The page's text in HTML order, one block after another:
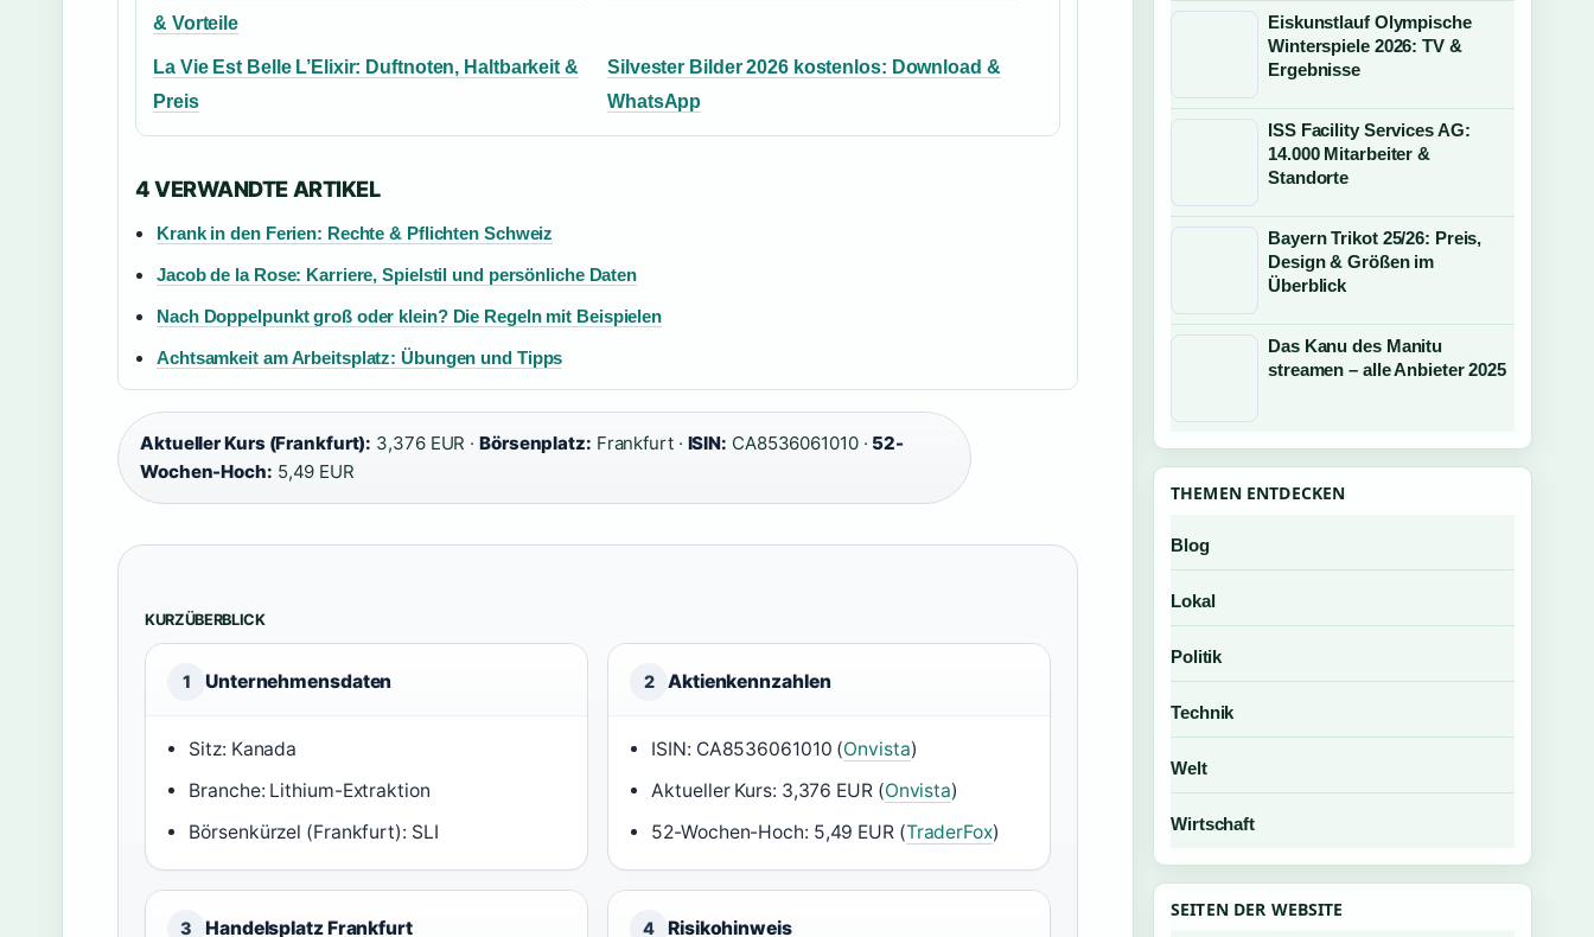
& Vorteile
La Vie Est Belle L’Elixir: Duftnoten, Haltbarkeit &
Preis
Silvester Bilder 2026 kostenlos: Download &
WhatsApp
4 VERWANDTE ARTIKEL
Krank in den Ferien: Rechte & Pflichten Schweiz
Jacob de la Rose: Karriere, Spielstil und persönliche Daten
Nach Doppelpunkt groß oder klein? Die Regeln mit Beispielen
Achtsamkeit am Arbeitsplatz: Übungen und Tipps
Aktueller Kurs (Frankfurt): 3,376 EUR ·Börsenplatz: Frankfurt · ISIN: CA8536061010 · 52-
Wochen-Hoch: 5,49 EUR
KURZÜBERBLICK
1 Unternehmensdaten
Sitz: Kanada
Branche: Lithium-Extraktion
Börsenkürzel (Frankfurt): SLI
2 Aktienkennzahlen
ISIN: CA8536061010 (Onvista)
Aktueller Kurs: 3,376 EUR (Onvista)
52-Wochen-Hoch: 5,49 EUR (TraderFox)
3 Handelsplatz Frankfurt 4 Risikohinweis
Eiskunstlauf Olympische
Winterspiele 2026: TV &
Ergebnisse
ISS Facility Services AG:
14.000 Mitarbeiter &
Standorte
Bayern Trikot 25/26: Preis,
Design & Größen im
Überblick
Das Kanu des Manitu
streamen – alle Anbieter 2025
THEMEN ENTDECKEN
Blog
Lokal
Politik
Technik
Welt
Wirtschaft
SEITEN DER WEBSITE